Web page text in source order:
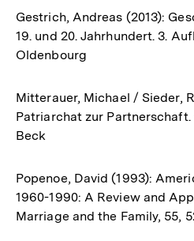
Gestrich, Andreas (2013):
19. und 20. Jahrhundert. 3.
Oldenbourg
Mitterauer, Michael / Sieder,
Patriarchat zur Partnerschaft.
Beck
Popenoe, David (1993):
1960-1990: A Review and
Marriage and the Family, 55,